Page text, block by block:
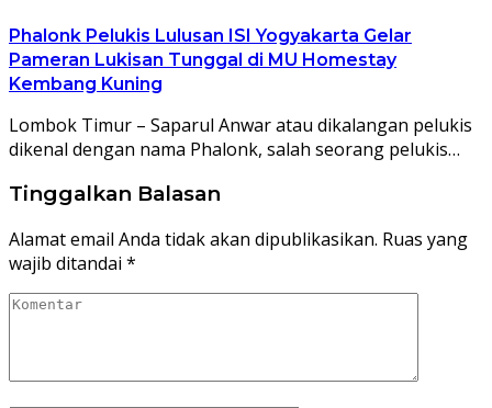
Phalonk Pelukis Lulusan ISI Yogyakarta Gelar
Pameran Lukisan Tunggal di MU Homestay
Kembang Kuning
Lombok Timur – Saparul Anwar atau dikalangan pelukis
dikenal dengan nama Phalonk, salah seorang pelukis…
Tinggalkan Balasan
Alamat email Anda tidak akan dipublikasikan. Ruas yang
wajib ditandai *